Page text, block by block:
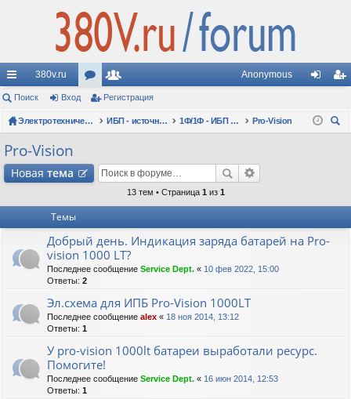
с
ы
лк
380v.ru
ор
ум
ол
ьз
ат
Anonymous
д ис
Поиск Вход Регистрация
Электротехнические форумы ИБП - источники бесперебойного питания 1Ф/1Ф - ИБП N-POWER - однофазные 1-10 кВА - вопросы по моделям
Pro-Vision
Pro-Vision
Новая тема
13 тем • Страница 1 из 1
Темы
Добрый день. Индикация заряда батарей на Pro-
vision 1000 LT?
Последнее сообщение Service Dept. « 10 фев 2022, 15:00
Ответы: 2
Эл.схема для ИПБ Pro-Vision 1000LT
Последнее сообщение alex « 18 ноя 2014, 13:12
Ответы: 1
У pro-vision 1000lt батареи выработали ресурс.
Помогите!
Последнее сообщение Service Dept. « 16 июн 2014, 12:53
Ответы: 1